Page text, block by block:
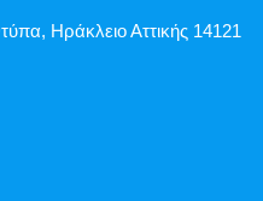
Ηράκλειο Αττικής 14121